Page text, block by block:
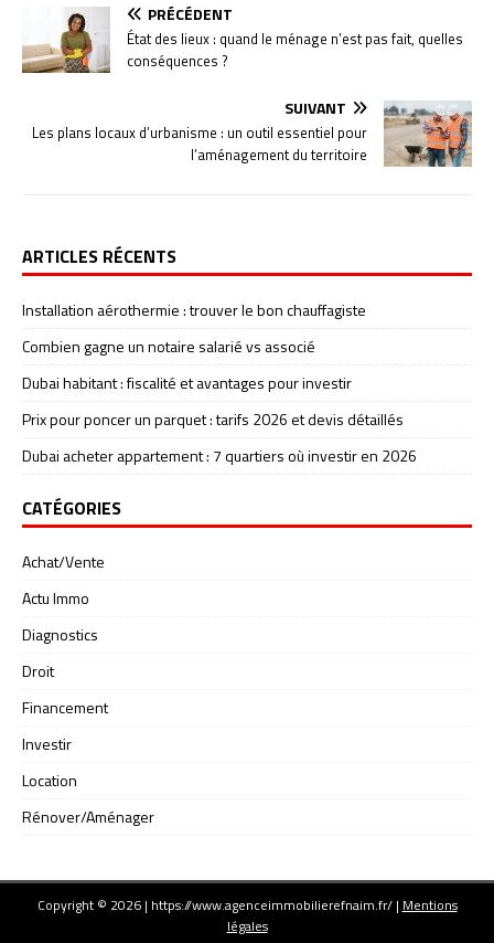
PRÉCÉDENT
État des lieux : quand le ménage n’est pas fait, quelles
conséquences ?
SUIVANT
Les plans locaux d’urbanisme : un outil essentiel pour
l’aménagement du territoire
ARTICLES RÉCENTS
Installation aérothermie : trouver le bon chauffagiste
Combien gagne un notaire salarié vs associé
Dubai habitant : fiscalité et avantages pour investir
Prix pour poncer un parquet : tarifs 2026 et devis détaillés
Dubai acheter appartement : 7 quartiers où investir en 2026
CATÉGORIES
Achat/Vente
Actu Immo
Diagnostics
Droit
Financement
Investir
Location
Rénover/Aménager
Copyright © 2026 | https://www.agenceimmobilierefnaim.fr/ | Mentions
légales